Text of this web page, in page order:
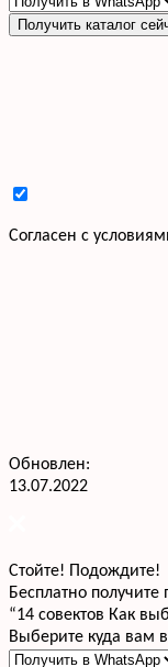
Получить каталог
Cогласен с
Обновлен:
13.07.2022
Стойте! Подождите!
Бесплатно получите
“14 совектов Как
Выберите куда вам